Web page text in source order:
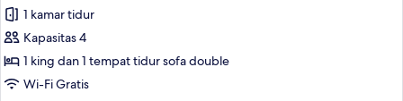
Queen
dengan
tempat
tidur
Sofa
untuk
Suite
Junior,
1
1 kamar tidur
Kapasitas 4
1 king dan 1 tempat tidur sofa double
Wi-Fi Gratis